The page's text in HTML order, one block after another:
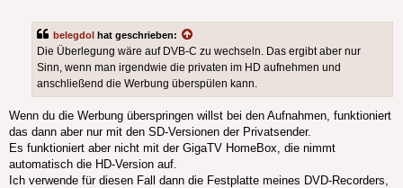
belegdol hat geschrieben:
Die Überlegung wäre auf DVB-C zu wechseln. Das ergibt aber nur
Sinn, wenn man irgendwie die privaten im HD aufnehmen und
anschließend die Werbung überspülen kann.
Wenn du die Werbung überspringen willst bei den Aufnahmen, funktioniert
das dann aber nur mit den SD-Versionen der Privatsender.
Es funktioniert aber nicht mit der GigaTV HomeBox, die nimmt
automatisch die HD-Version auf.
Ich verwende für diesen Fall dann die Festplatte meines DVD-Recorders,